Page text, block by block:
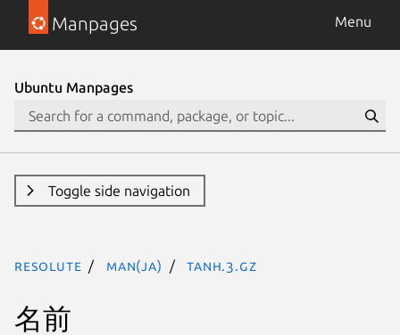
Manpages Menu
Ubuntu Manpages
Toggle side navigation
resolute man(ja) tanh.3.gz
名前